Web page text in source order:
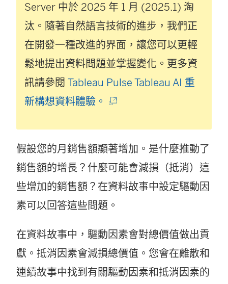
Server 中於 2025 年 1 月 (2025.1) 淘
汰。隨著自然語言技術的進步，我們正
在開發一種改進的界面，讓您可以更輕
鬆地提出資料問題並掌握變化。更多資
訊請參閱 Tableau Pulse Tableau AI 重
新構想資料體驗。 (
在
新
視
窗
開
啟
)
假設您的月銷售額顯著增加。是什麼推動了
銷售額的增長？什麼可能會減損（抵消）這
些增加的銷售額？在資料故事中設定驅動因
素可以回答這些問題。
在資料故事中，驅動因素會對總價值做出貢
獻。抵消因素會減損總價值。您會在離散和
連續故事中找到有關驅動因素和抵消因素的